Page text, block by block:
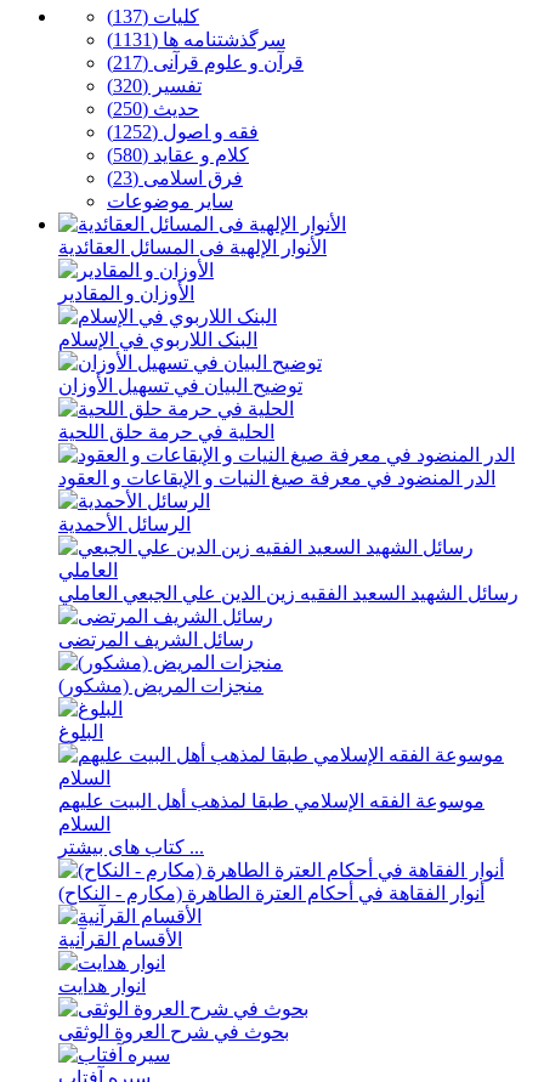
كلیات (137)
سرگذشتنامه ها (1131)
قرآن و علوم قرآنی (217)
تفسیر (320)
حدیث (250)
فقه و اصول (1252)
كلام و عقاید (580)
فرق اسلامی (23)
سایر موضوعات
الأنوار الإلهیة فی المسائل العقائدیة
الأوزان و المقادیر
البنک اللاربوي في الإسلام
توضیح البیان في تسهیل الأوزان
الحلیة في حرمة حلق اللحیة
الدر المنضود في معرفة صیغ النیات و الإیقاعات و العقود
الرسائل الأحمدیة
رسائل الشهید السعید الفقیه زین الدین علي الجبعي العاملي
رسائل الشریف المرتضی
منجزات المریض (مشکور)
البلوغ
موسوعة الفقه الإسلامي طبقا لمذهب أهل البیت علیهم
السلام
کتاب های بیشتر ...
أنوار الفقاهة في أحکام العترة الطاهرة (مکارم - النکاح)
الأقسام القرآنية
انوار هدايت
بحوث في شرح العروة الوثقی
سيره آفتاب